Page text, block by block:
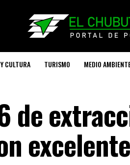
CULTURA TURISMO MEDIO
de